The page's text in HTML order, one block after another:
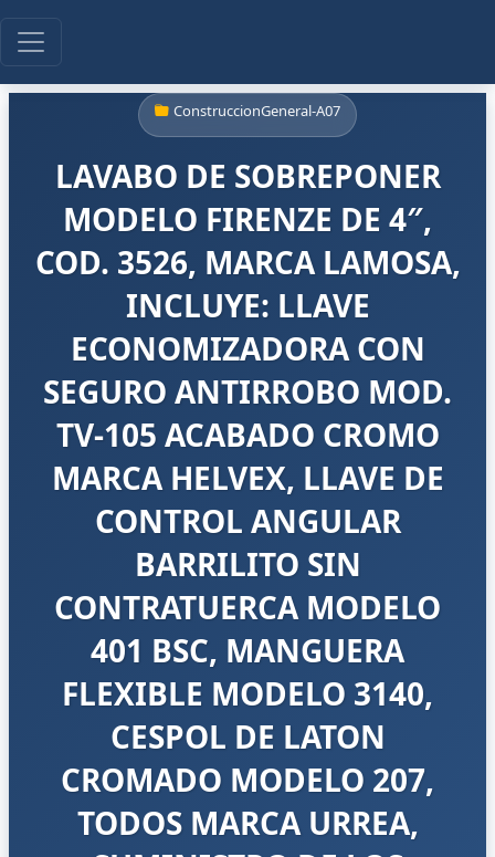
ConstruccionGeneral-A07
LAVABO DE SOBREPONER
MODELO FIRENZE DE 4″,
COD. 3526, MARCA LAMOSA,
INCLUYE: LLAVE
ECONOMIZADORA CON
SEGURO ANTIRROBO MOD.
TV-105 ACABADO CROMO
MARCA HELVEX, LLAVE DE
CONTROL ANGULAR
BARRILITO SIN
CONTRATUERCA MODELO
401 BSC, MANGUERA
FLEXIBLE MODELO 3140,
CESPOL DE LATON
CROMADO MODELO 207,
TODOS MARCA URREA,